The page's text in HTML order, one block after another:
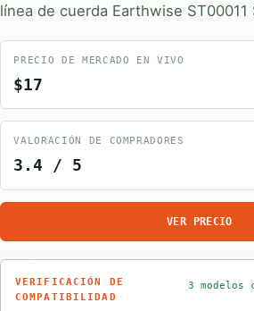
línea de cuerda Earthwise ST00011
PRECIO DE MERCADO EN VIVO
$17
VALORACIÓN DE COMPRADORES
3.4 / 5
VER PRECIO
VERIFICACIÓN DE
COMPATIBILIDAD
3 modelos